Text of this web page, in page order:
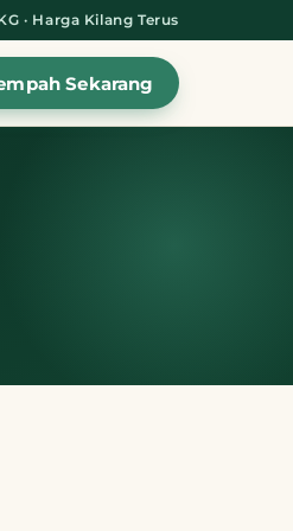
· Harga Kilang Terus
Sekarang